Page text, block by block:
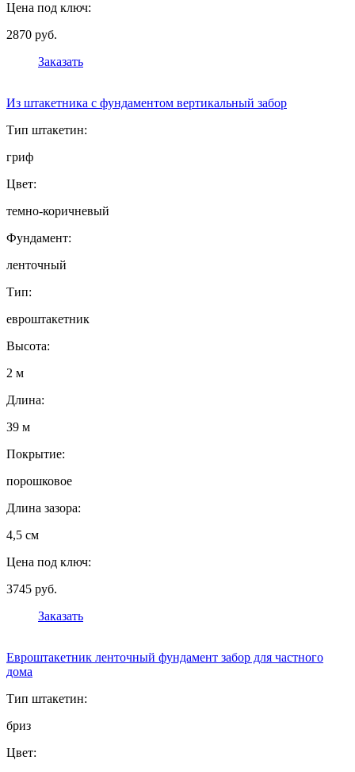
Цена под ключ:
2870 руб.
Заказать
Из штакетника с фундаментом вертикальный забор
Тип штакетин:
гриф
Цвет:
темно-коричневый
Фундамент:
ленточный
Тип:
евроштакетник
Высота:
2 м
Длина:
39 м
Покрытие:
порошковое
Длина зазора:
4,5 см
Цена под ключ:
3745 руб.
Заказать
Евроштакетник ленточный фундамент забор для частного
дома
Тип штакетин:
бриз
Цвет: